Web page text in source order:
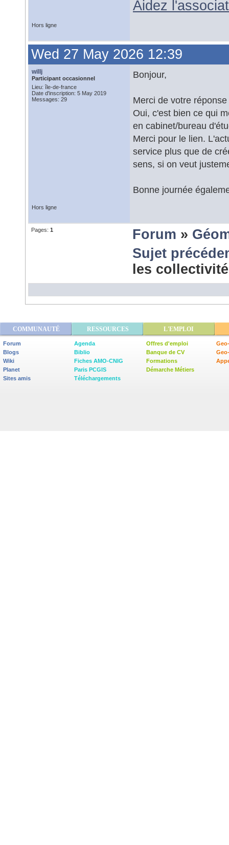
Aidez
Hors ligne
Wed 27 May 2026 12:39
willj
Participant occasionnel
Lieu: île-de-france
Date d'inscription: 5 May 2019
Messages: 29
Bonjour,
Merci de votre réponse
Oui, c'est bien ce qui
en cabinet/bureau
Merci pour le lien.
service plus que de
sens, si on veut
Bonne journée
Hors ligne
Pages: 1 Forum »
Sujet
les
COMMUNAUTÉ RESSOURCES L'EMPLOI
Forum
Blogs
Wiki
Planet
Sites amis
Agenda
Biblio
Fiches AMO-CNIG
Paris PCGIS
Téléchargements
Offres d'emploi
Banque de CV
Formations
Démarche Métiers